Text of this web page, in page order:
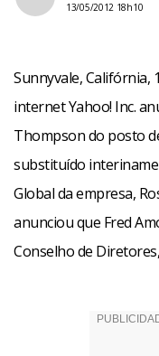
13/05/2012 18h10
Sunnyvale, Califórnia,
internet Yahoo! Inc.
Thompson do posto
substituído
Global da empresa,
anunciou que Fred
Conselho de